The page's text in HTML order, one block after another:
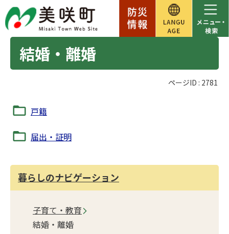
結婚・離婚
ページID : 2781
戸籍
届出・証明
暮らしのナビゲーション
子育て・教育
結婚・離婚